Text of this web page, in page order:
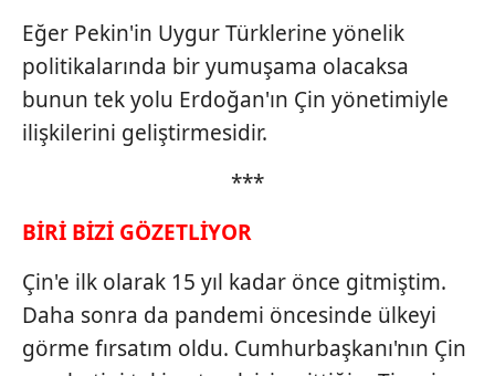
Eğer Pekin'in Uygur Türklerine yönelik
politikalarında bir yumuşama olacaksa
bunun tek yolu Erdoğan'ın Çin yönetimiyle
ilişkilerini geliştirmesidir.
***
BİRİ BİZİ GÖZETLİYOR
Çin'e ilk olarak 15 yıl kadar önce gitmiştim.
Daha sonra da pandemi öncesinde ülkeyi
görme fırsatım oldu. Cumhurbaşkanı'nın Çin